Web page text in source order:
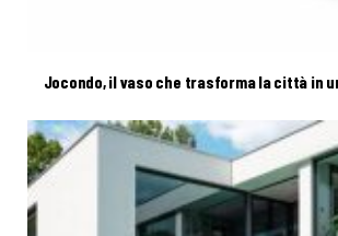
Jocondo, il vaso che trasforma la città in